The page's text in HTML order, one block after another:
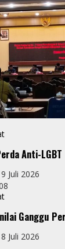
Anti-LGBT
9 Juli 2026
Ganggu
8 Juli 2026